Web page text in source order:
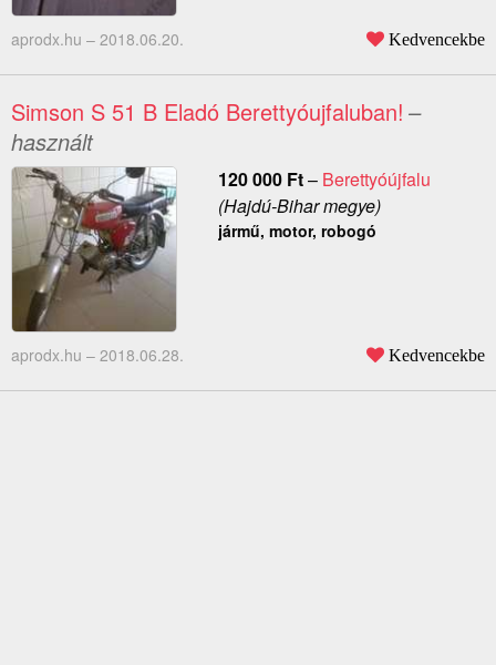
aprodx.hu – 2018.06.20. Kedvencekbe
Simson S 51 B Eladó Berettyóujfaluban! –
használt
120 000 Ft– Berettyóújfalu
(Hajdú-Bihar megye)
jármű, motor, robogó
aprodx.hu – 2018.06.28. Kedvencekbe